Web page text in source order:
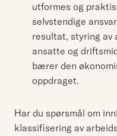
utformes og
selvstendige
resultat, styring av
ansatte og
bærer den
oppdraget.
Har du spørsmål om
klassifisering av